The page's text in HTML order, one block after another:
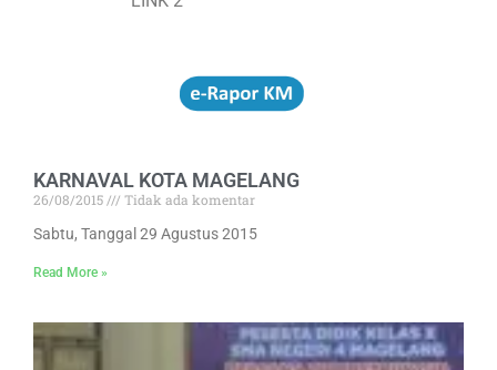
KARNAVAL KOTA MAGELANG
26/08/2015
Tidak ada komentar
Sabtu, Tanggal 29 Agustus 2015
Read More »